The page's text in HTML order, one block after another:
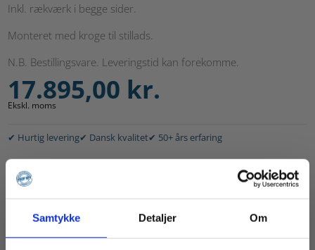
Samtykke Detaljer Om
Inkl. rækværk i begge sider.
Monteret med kroge til stillads.
N.B. Bestillingsvare. Leveringstid kan forekomme.
17.895,00 kr.
Ekskl. moms
✔ Hurtig levering✔ Dansk kvalitet✔ 50+ års erfaring
Har du brug for hjælp?
Ring til Henriette for at bestille eller ved spørgsmål...
📞 97 44 14 66